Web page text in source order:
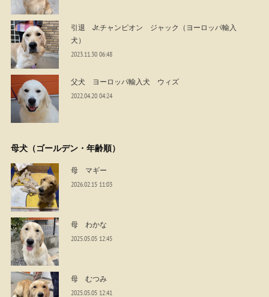
引退 Jr.チャンピオン ジャック（ヨーロッパ輸入
犬）
2023.11.30 06:48
父犬 ヨーロッパ輸入犬 ウィズ
2022.04.20 04:24
母犬（ゴールデン・年齢順）
母 マギー
2026.02.15 11:03
母 わかな
2025.05.05 12:45
母 むつみ
2025.05.05 12:41